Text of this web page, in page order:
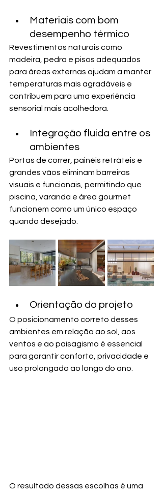
Materiais com bom
desempenho térmico
Revestimentos naturais como
madeira, pedra e pisos adequados
para áreas externas ajudam a manter
temperaturas mais agradáveis e
contribuem para uma experiência
sensorial mais acolhedora.
Integração fluida entre os
ambientes
Portas de correr, painéis retráteis e
grandes vãos eliminam barreiras
visuais e funcionais, permitindo que
piscina, varanda e área gourmet
funcionem como um único espaço
quando desejado.
Orientação do projeto
O posicionamento correto desses
ambientes em relação ao sol, aos
ventos e ao paisagismo é essencial
para garantir conforto, privacidade e
uso prolongado ao longo do ano.
O resultado dessas escolhas é uma